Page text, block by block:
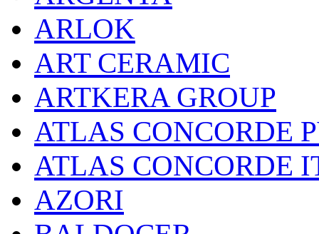
ARLOK
ART CERAMIC
ARTKERA GROUP
ATLAS CONCORDE
ATLAS CONCORDE
AZORI